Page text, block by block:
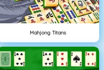
Mahjong Titans